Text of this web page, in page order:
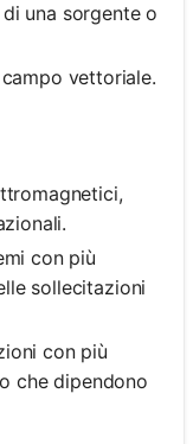
una sorgente o
vettoriale.
con più
sollecitazioni
con più
che dipendono